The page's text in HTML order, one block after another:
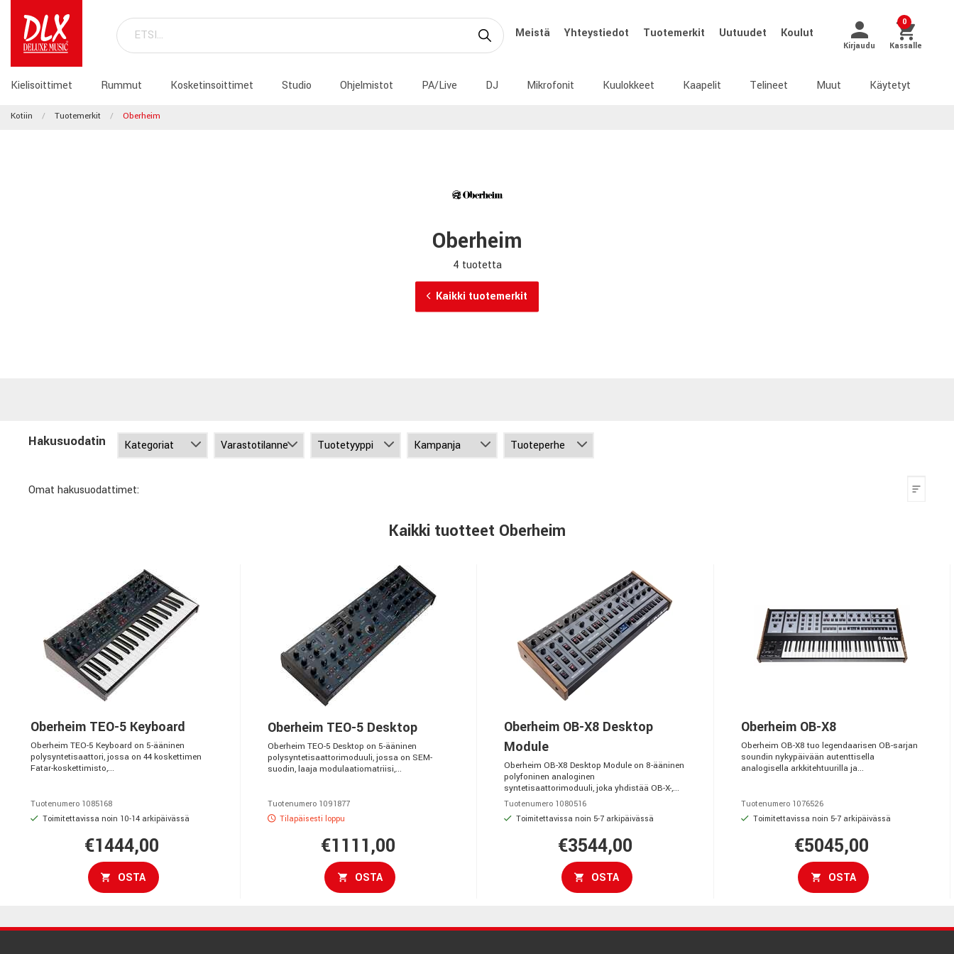
Meistä Yhteystiedot Tuotemerkit Uutuudet Koulut
Kirjaudu
0
Kassalle
Kielisoittimet Rummut Kosketinsoittimet Studio Ohjelmistot PA/Live DJ Mikrofonit Kuulokkeet Kaapelit Telineet Muut Käytetyt
Kotiin Tuotemerkit Oberheim
Oberheim
4 tuotetta
Kaikki tuotemerkit
Hakusuodatin
Omat hakusuodattimet:
Kaikki tuotteet Oberheim
Oberheim TEO-5 Keyboard
Oberheim TEO-5 Keyboard on 5-ääninen
polysyntetisaattori, jossa on 44 koskettimen
Fatar-koskettimisto,...
Tuotenumero 1085168
Toimitettavissa noin 10-14 arkipäivässä
€1444,00
OSTA
Oberheim TEO-5 Desktop
Oberheim TEO-5 Desktop on 5-ääninen
polysyntetisaattorimoduuli, jossa on SEM-
suodin, laaja modulaatiomatriisi,...
Tuotenumero 1091877
Tilapäisesti loppu
€1111,00
OSTA
Oberheim OB-X8 Desktop
Module
Oberheim OB-X8 Desktop Module on 8-ääninen
polyfoninen analoginen
syntetisaattorimoduuli, joka yhdistää OB-X-,...
Tuotenumero 1080516
Toimitettavissa noin 5-7 arkipäivässä
€3544,00
OSTA
Oberheim OB-X8
Oberheim OB-X8 tuo legendaarisen OB-sarjan
soundin nykypäivään autenttisella
analogisella arkkitehtuurilla ja...
Tuotenumero 1076526
Toimitettavissa noin 5-7 arkipäivässä
€5045,00
OSTA